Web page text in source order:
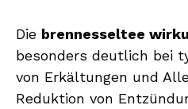
Die brennesseltee
besonders deutlich bei
von Erkältungen und
Reduktion von